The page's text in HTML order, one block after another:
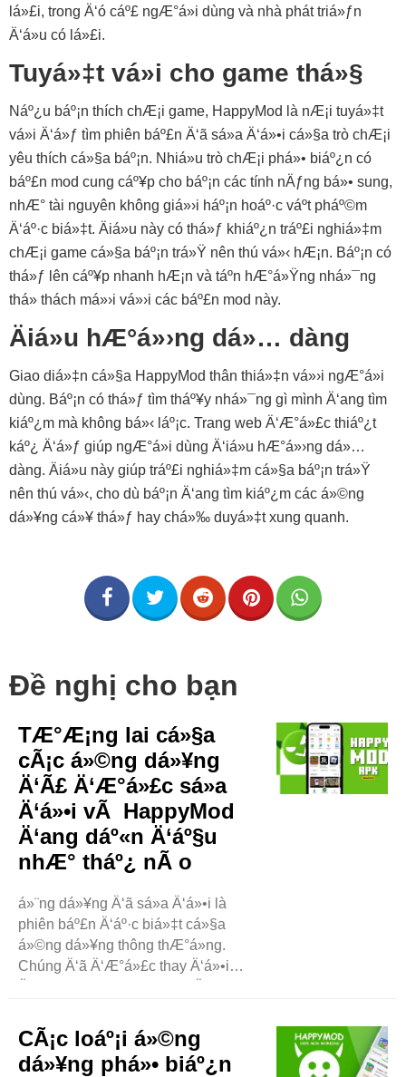
lá»£i, trong Ä‘ó cáº£ ngÆ°á»i dùng và nhà phát triá»ƒn
Ä‘á»u có lá»£i.
Tuyá»‡t vá»i cho game thá»§
Náº¿u báº¡n thích chÆ¡i game, HappyMod là nÆ¡i tuyá»‡t
vá»i Ä‘á»ƒ tìm phiên báº£n Ä‘ã sá»­a Ä‘á»•i cá»§a trò chÆ¡i
yêu thích cá»§a báº¡n. Nhiá»u trò chÆ¡i phá»• biáº¿n có
báº£n mod cung cáº¥p cho báº¡n các tính nÄƒng bá»• sung,
nhÆ° tài nguyên không giá»›i háº¡n hoáº·c váº­t pháº©m
Ä‘áº·c biá»‡t. Äiá»u này có thá»ƒ khiáº¿n tráº£i nghiá»‡m
chÆ¡i game cá»§a báº¡n trá»Ÿ nên thú vá»‹ hÆ¡n. Báº¡n có
thá»ƒ lên cáº¥p nhanh hÆ¡n và táº­n hÆ°á»Ÿng nhá»¯ng
thá»­ thách má»›i vá»›i các báº£n mod này.
Äiá»u hÆ°á»›ng dá»… dàng
Giao diá»‡n cá»§a HappyMod thân thiá»‡n vá»›i ngÆ°á»i
dùng. Báº¡n có thá»ƒ tìm tháº¥y nhá»¯ng gì mình Ä‘ang tìm
kiáº¿m mà không bá»‹ láº¡c. Trang web Ä‘Æ°á»£c thiáº¿t
káº¿ Ä‘á»ƒ giúp ngÆ°á»i dùng Ä‘iá»u hÆ°á»›ng dá»…
dàng. Äiá»u này giúp tráº£i nghiá»‡m cá»§a báº¡n trá»Ÿ
nên thú vá»‹, cho dù báº¡n Ä‘ang tìm kiáº¿m các á»©ng
dá»¥ng cá»¥ thá»ƒ hay chá»‰ duyá»‡t xung quanh.
Đề nghị cho bạn
TÆ°Æ¡ng lai cá»§a
cÃ¡c á»©ng dá»¥ng
Ä‘Ã£ Ä‘Æ°á»£c sá»­a
Ä‘á»•i vÃ HappyMod
Ä‘ang dáº«n Ä‘áº§u
nhÆ° tháº¿ nÃ o
á»¨ng dá»¥ng Ä‘ã sá»­a Ä‘á»•i là
phiên báº£n Ä‘áº·c biá»‡t cá»§a
á»©ng dá»¥ng thông thÆ°á»ng.
Chúng Ä‘ã Ä‘Æ°á»£c thay Ä‘á»•i
ngÆ°á»i dùng má»Ÿ khóa miá»…n
phí. Má»i ngÆ°á»i thích á»©ng
dá»¥ng Ä‘ã sá»­a Ä‘á»•i ..
CÃ¡c loáº¡i á»©ng
dá»¥ng phá»• biáº¿n